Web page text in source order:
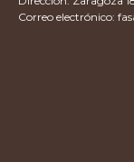
Correo electrónico: